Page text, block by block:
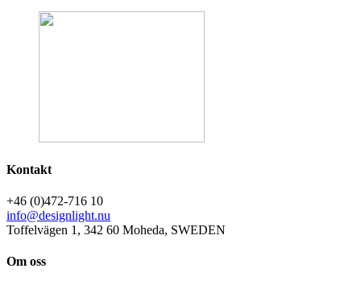
Kontakt
+46 (0)472-716 10
info@designlight.nu
Toffelvägen 1, 342 60 Moheda, SWEDEN
Om oss